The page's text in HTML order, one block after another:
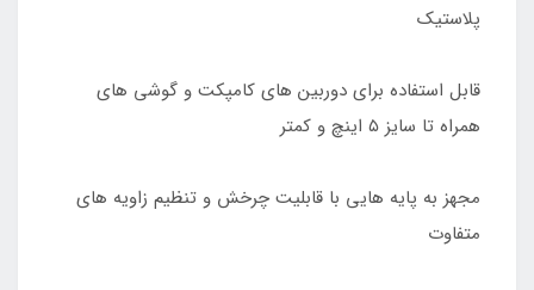
پلاستیک
قابل استفاده برای دوربین های کامپکت و گوشی های
همراه تا سایز ۵ اینچ و کمتر
مجهز به پایه هایی با قابلیت چرخش و تنظیم زاویه های
متفاوت